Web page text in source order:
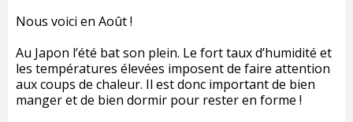
Nous voici en Août !
Au Japon l’été bat son plein. Le fort taux d’humidité et
les températures élevées imposent de faire attention
aux coups de chaleur. Il est donc important de bien
manger et de bien dormir pour rester en forme !